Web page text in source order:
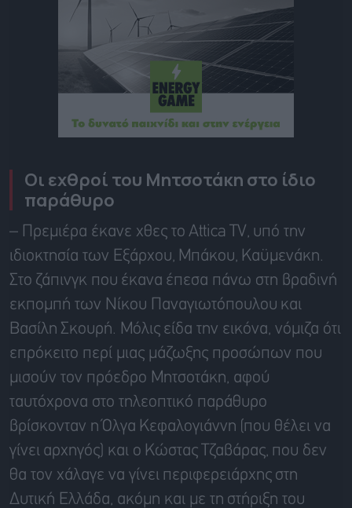
Οι εχθροί του Μητσοτάκη στο ίδιο
παράθυρο
– Πρεμιέρα έκανε χθες το Attica TV, υπό την
ιδιοκτησία των Εξάρχου Μπάκου
Καϋμενάκη.
Στο ζάπινγκ που έκανα έπεσα πάνω στη βραδινή
εκπομπή των Νίκου
Παναγιωτόπουλου και
Βασίλη Σκουρή . Μόλις είδα την εικόνα, νόμιζα ότι
επρόκειτο περί μιας μάζωξης προσώπων που
μισούν τον πρόεδρο Μητσοτάκη , αφού
ταυτόχρονα στο τηλεοπτικό παράθυρο
βρίσκονταν η Όλγα Κεφαλογιάννη (που θέλει να
γίνει αρχηγός ) και ο Κώστας Τζαβάρας, που δεν
θα τον χάλαγε να γίνει περιφερειάρχης στη
Δυτική Ελλάδα, ακόμη και με τη στήριξη του